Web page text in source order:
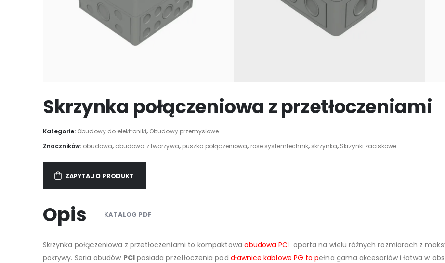
Skrzynka połączeniowa z przetłoczeniami
Kategorie: Obudowy do elektroniki, Obudowy przemysłowe
Znaczników: obudowa, obudowa z tworzywa, puszka połączeniowa, rose systemtechnik, skrzynka, Skrzynki zaciskowe
ZAPYTAJ O PRODUKT
Opis KATALOG PDF
Skrzynka połączeniowa z przetłoczeniami to kompaktowa obudowa PCI oparta na wielu różnych rozmiarach z
pokrywy. Seria obudów PCIposiada przetłoczenia pod dławnice kablowe PG to pełna gama akcesoriów i łatwa w